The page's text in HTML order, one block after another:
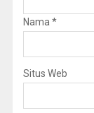
Nama *
Situs Web